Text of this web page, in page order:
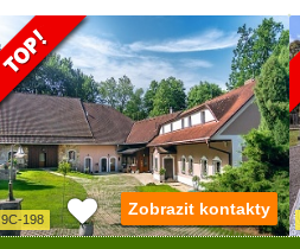
9C-198
Zobrazit kontakty